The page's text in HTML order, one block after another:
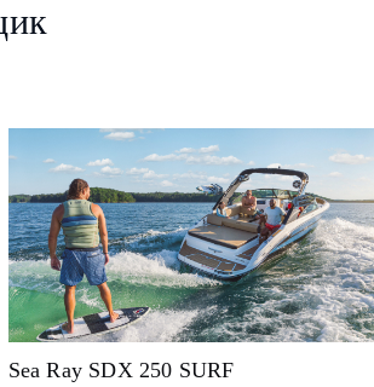
Sea Ray SDX 250 SURF